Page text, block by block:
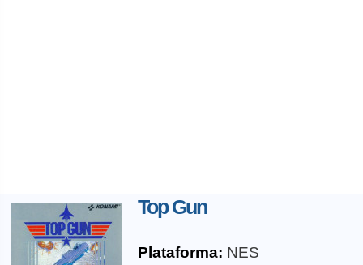
Top Gun
Plataforma: NES